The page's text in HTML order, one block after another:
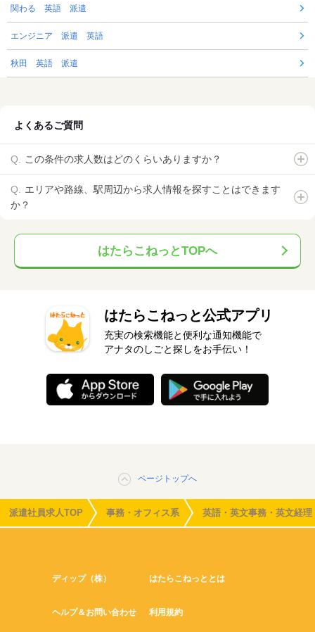
関わる 英語 派遣
エンジニア 派遣 英語
秋田 英語 派遣
よくあるご質問
この条件の求人数はどのくらいありますか？
エリアや路線、駅周辺から求人情報を探すことはできます
か？
はたらこねっとTOPへ
はたらこねっと公式アプリ
充実の検索機能と便利な通知機能で
アナタのしごと探しをお手伝い！
ページトップへ
派遣社員求人TOP 事務・オフィス系 英語・英文事務・英文経理
ディップ（株） はたらこねっととは
ヘルプ＆お問い合わせ 利用規約